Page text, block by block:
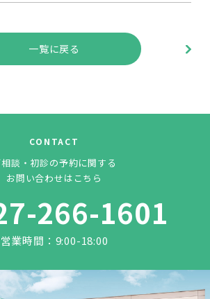
一覧に戻る
CONTACT
相談・初診の予約に関する
お問い合わせはこちら
266-1601
営業時間：9:00-18:00